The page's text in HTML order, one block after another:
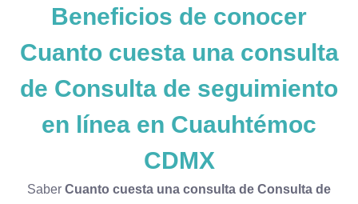
Beneficios de conocer
Cuanto cuesta una consulta
de Consulta de seguimiento
en línea en Cuauhtémoc
CDMX
Saber Cuanto cuesta una consulta de Consulta de